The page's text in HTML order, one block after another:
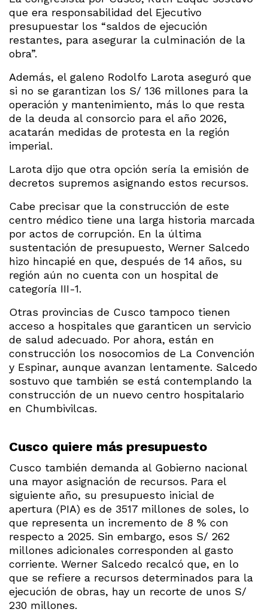
que era responsabilidad del Ejecutivo
presupuestar los “saldos de ejecución
restantes, para asegurar la culminación de la
obra”.
Además, el galeno Rodolfo Larota aseguró que
si no se garantizan los S/ 136 millones para la
operación y mantenimiento, más lo que resta
de la deuda al consorcio para el año 2026,
acatarán medidas de protesta en la región
imperial.
Larota dijo que otra opción sería la emisión de
decretos supremos asignando estos recursos.
Cabe precisar que la construcción de este
centro médico tiene una larga historia marcada
por actos de corrupción. En la última
sustentación de presupuesto, Werner Salcedo
hizo hincapié en que, después de 14 años, su
región aún no cuenta con un hospital de
categoría III-1.
Otras provincias de Cusco tampoco tienen
acceso a hospitales que garanticen un servicio
de salud adecuado. Por ahora, están en
construcción los nosocomios de La Convención
y Espinar, aunque avanzan lentamente. Salcedo
sostuvo que también se está contemplando la
construcción de un nuevo centro hospitalario
en Chumbivilcas.
Cusco quiere más presupuesto
Cusco también demanda al Gobierno nacional
una mayor asignación de recursos. Para el
siguiente año, su presupuesto inicial de
apertura (PIA) es de 3517 millones de soles, lo
que representa un incremento de 8 % con
respecto a 2025. Sin embargo, esos S/ 262
millones adicionales corresponden al gasto
corriente. Werner Salcedo recalcó que, en lo
que se refiere a recursos determinados para la
ejecución de obras, hay un recorte de unos S/
230 millones.